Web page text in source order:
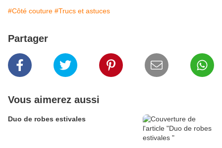
#Côté couture #Trucs et astuces
Partager
Vous aimerez aussi
Duo de robes estivales